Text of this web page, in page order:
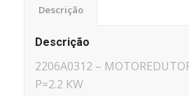
Descrição
Descrição
2206A0312 –
P=2.2 KW